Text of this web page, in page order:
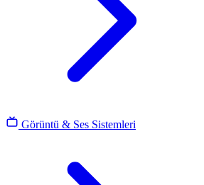
Görüntü & Ses Sistemleri